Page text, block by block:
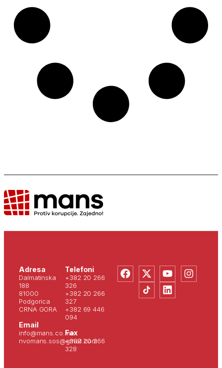
Adresa
Dalmatinska
188
81000
Podgorica
CRNA GORA
Email
info@mans.co.me
nvomans.sos@gmail.com
Telefoni
+382 20 266
326
+382 20 266
327
+382 69 446
094
Fax
+382 20 266
328